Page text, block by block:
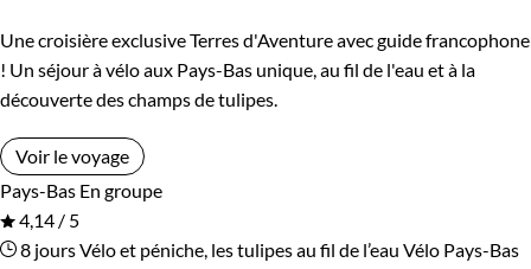
Une croisière exclusive Terres d'Aventure avec guide francophone
! Un séjour à vélo aux Pays-Bas unique, au fil de l'eau et à la
découverte des champs de tulipes.
Voir le voyage
Pays-Bas En groupe
4,14 / 5
8 joursVélo et péniche, les tulipes au fil de l’eau Vélo Pays-Bas